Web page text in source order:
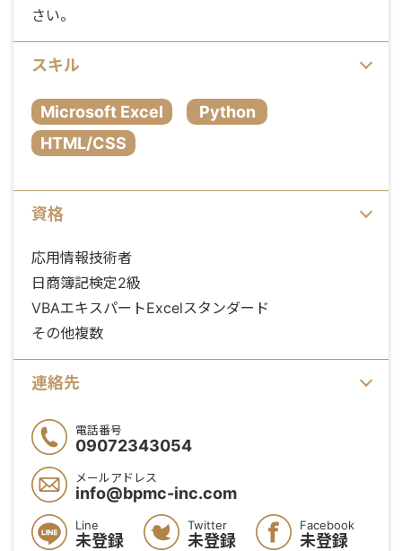
さい。
スキル
Microsoft Excel
Python
HTML/CSS
資格
応用情報技術者
日商簿記検定2級
VBAエキスパートExcelスタンダード
その他複数
連絡先
電話番号
09072343054
メールアドレス
info@bpmc-inc.com
Line
未登録
Twitter
未登録
Facebook
未登録